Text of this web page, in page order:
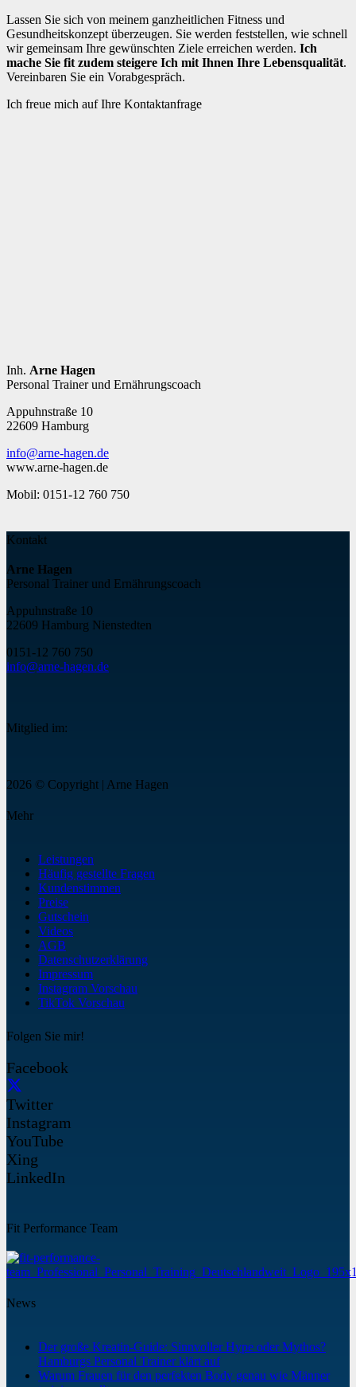
Lassen Sie sich von meinem ganzheitlichen Fitness und
Gesundheitskonzept überzeugen. Sie werden feststellen, wie schnell
wir gemeinsam Ihre gewünschten Ziele erreichen werden. Ich
mache Sie fit zudem steigere Ich mit Ihnen Ihre Lebensqualität.
Vereinbaren Sie ein Vorabgespräch.
Ich freue mich auf Ihre Kontaktanfrage
Inh. Arne Hagen
Personal Trainer und Ernährungscoach
Appuhnstraße 10
22609 Hamburg
info@arne-hagen.de
www.arne-hagen.de
Mobil: 0151-12 760 750
Kontakt
Arne Hagen
Personal Trainer und Ernährungscoach
Appuhnstraße 10
22609 Hamburg Nienstedten
0151-12 760 750
info@arne-hagen.de
Mitglied im:
2026 © Copyright | Arne Hagen
Mehr
Leistungen
Häufig gestellte Fragen
Kundenstimmen
Preise
Gutschein
Videos
AGB
Datenschutzerklärung
Impressum
Instagram Vorschau
TikTok Vorschau
Folgen Sie mir!
Facebook
Twitter
Instagram
YouTube
Xing
LinkedIn
Fit Performance Team
News
Der große Kreatin-Guide: Sinnvoller Hype oder Mythos?
Hamburgs Personal Trainer klärt auf
Warum Frauen für den perfekten Body genau wie Männer